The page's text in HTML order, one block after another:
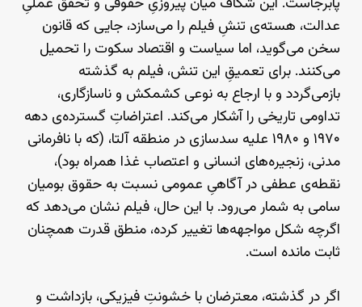
عدالت، هسته‌ی تنشِ فیلم را می‌سازد، جایی که قانون
سخن می‌گوید، اما سیاست و اقتصاد سکوت را تحمیل
می‌کنند. برای تعمیقِ این تنش، فیلم به گذشته
بازمی‌گردد و با ارجاع به نوعی کشمکش و ناسازگاری،
تداومی تاریخی را آشکار می‌کند. اعتراضاتِ گسترده‌ی دهه
۱۹۷۰ و ۱۹۸۰ علیه سدسازی در منطقه آلتا، (که با نافرمانی
مدنی، زنجیره‌های انسانی و اعتصاب غذا همراه بود)،
نقطه‌ی عطفی در آگاهیِ عمومی نسبت به حقوق بومیان
سامی به شمار می‌رود. با این حال، فیلم نشان می‌دهد که
اگرچه شکل مواجهه‌ها تغییر کرده، منطق قدرت همچنان
ثابت مانده است.
اگر در گذشته، معترضان با خشونتِ فیزیکی، بازداشت و